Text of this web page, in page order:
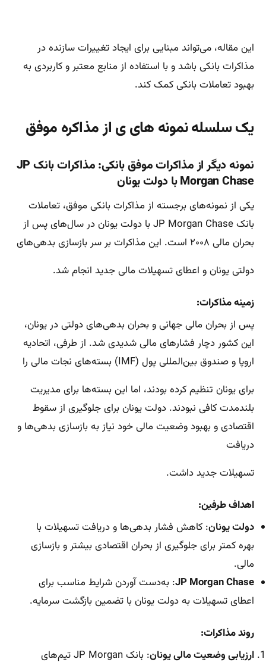
این مقاله، می‌تواند مبنایی برای ایجاد تغییرات سازنده در
مذاکرات بانکی باشد و با استفاده از منابع معتبر و کاربردی به
بهبود تعاملات بانکی کمک کند.
یک سلسله نمونه های ی از مذاکره موفق
نمونه دیگر از مذاکرات موفق بانکی: مذاکرات بانک JP
Morgan Chase با دولت یونان
یکی از نمونه‌های برجسته از مذاکرات بانکی موفق، تعاملات
بانک JP Morgan Chase با دولت یونان در سال‌های پس از
بحران مالی ۲۰۰۸ است. این مذاکرات بر سر بازسازی بدهی‌های
دولتی یونان و اعطای تسهیلات مالی جدید انجام شد.
زمینه مذاکرات:
پس از بحران مالی جهانی و بحران بدهی‌های دولتی در یونان،
این کشور دچار فشارهای مالی شدیدی شد. از طرفی، اتحادیه
اروپا و صندوق بین‌المللی پول (IMF) بسته‌های نجات مالی را
برای یونان تنظیم کرده بودند، اما این بسته‌ها برای مدیریت
بلندمدت کافی نبودند. دولت یونان برای جلوگیری از سقوط
اقتصادی و بهبود وضعیت مالی خود نیاز به بازسازی بدهی‌ها و
دریافت
تسهیلات جدید داشت.
اهداف طرفین:
دولت یونان: کاهش فشار بدهی‌ها و دریافت تسهیلات با
بهره کمتر برای جلوگیری از بحران اقتصادی بیشتر و بازسازی
مالی.
JP Morgan Chase: به‌دست آوردن شرایط مناسب برای
اعطای تسهیلات به دولت یونان با تضمین بازگشت سرمایه.
روند مذاکرات:
ارزیابی وضعیت مالی یونان
: بانک JP Morgan تیم‌های